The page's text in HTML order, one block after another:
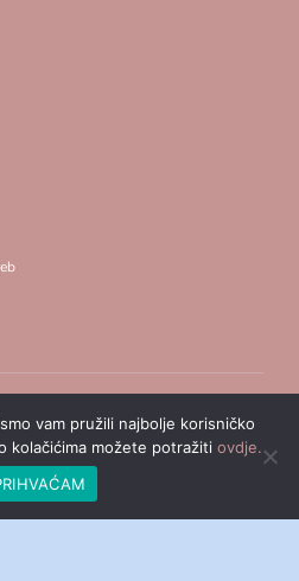
vam pružili najbolje korisničko
kolačićima možete potražiti ovdje.